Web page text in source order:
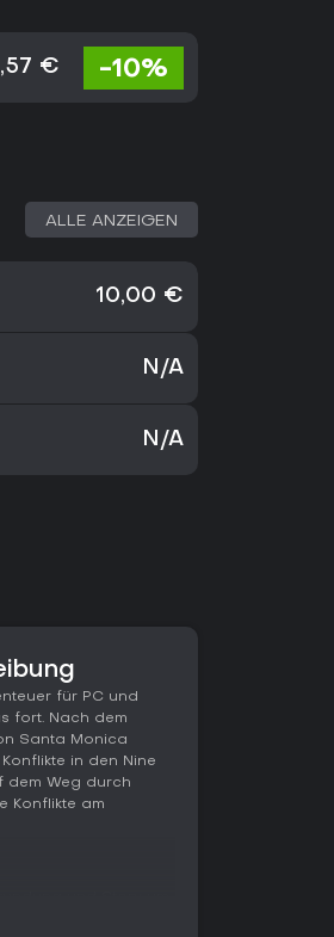
€ -10%
ALLE ANZEIGEN
10,00 €
N/A
N/A
für PC und
fort. Nach dem
Santa Monica
in den Nine
dem Weg durch
Konflikte am